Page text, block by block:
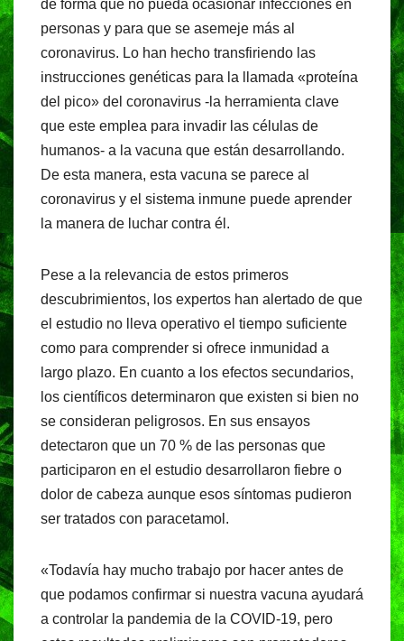
de forma que no pueda ocasionar infecciones en
personas y para que se asemeje más al
coronavirus. Lo han hecho transfiriendo las
instrucciones genéticas para la llamada «proteína
del pico» del coronavirus -la herramienta clave
que este emplea para invadir las células de
humanos- a la vacuna que están desarrollando.
De esta manera, esta vacuna se parece al
coronavirus y el sistema inmune puede aprender
la manera de luchar contra él.
Pese a la relevancia de estos primeros
descubrimientos, los expertos han alertado de que
el estudio no lleva operativo el tiempo suficiente
como para comprender si ofrece inmunidad a
largo plazo. En cuanto a los efectos secundarios,
los científicos determinaron que existen si bien no
se consideran peligrosos. En sus ensayos
detectaron que un 70 % de las personas que
participaron en el estudio desarrollaron fiebre o
dolor de cabeza aunque esos síntomas pudieron
ser tratados con paracetamol.
«Todavía hay mucho trabajo por hacer antes de
que podamos confirmar si nuestra vacuna ayudará
a controlar la pandemia de la COVID-19, pero